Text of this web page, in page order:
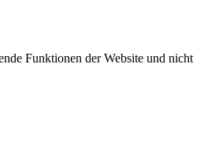
Funktionen der Website und nicht